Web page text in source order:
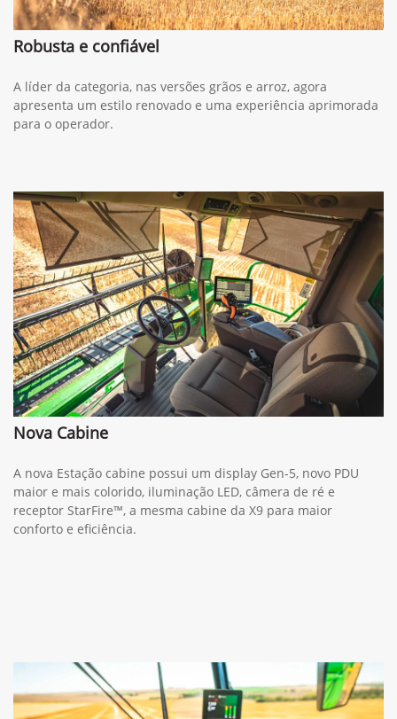
Robusta e confiável
A líder da categoria, nas versões grãos e arroz, agora
apresenta um estilo renovado e uma experiência aprimorada
para o operador.
Nova Cabine
A nova Estação cabine possui um display Gen-5, novo PDU
maior e mais colorido, iluminação LED, câmera de ré e
receptor StarFire™, a mesma cabine da X9 para maior
conforto e eficiência.